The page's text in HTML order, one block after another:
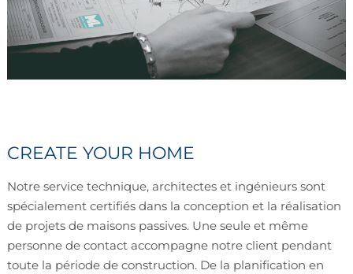
CREATE YOUR HOME
Notre service technique, architectes et ingénieurs sont
spécialement certifiés dans la conception et la réalisation
de projets de maisons passives. Une seule et même
personne de contact accompagne notre client pendant
toute la période de construction. De la planification en